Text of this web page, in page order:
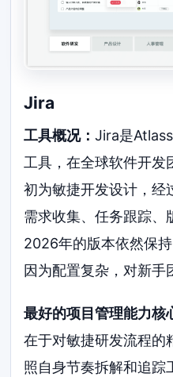
Jira
工具概况：Jira是
工具，在全球软件开发
初为敏捷开发设计，经
需求收集、任务跟踪、
2026年的版本依然保
因为配置复杂，对新手
最好的项目管理能力核
在于对敏捷研发流程的
照自身节奏拆解和追踪